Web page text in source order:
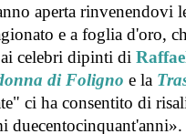
aperta rinvenendovi
e a foglia d'oro,
celebri dipinti di
di Foligno e la
ci ha consentito di